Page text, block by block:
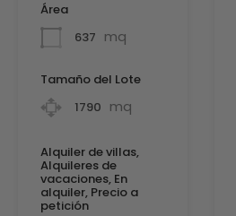
Área
637 mq
Tamaño del Lote
1790 mq
Alquiler de villas,
Alquileres de
vacaciones, En
alquiler, Precio a
petición